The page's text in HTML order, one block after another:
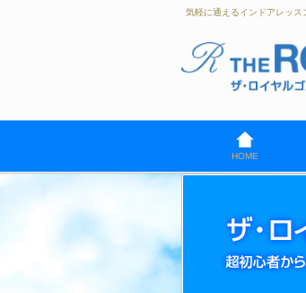
気軽に通えるインドアレッス
HOME